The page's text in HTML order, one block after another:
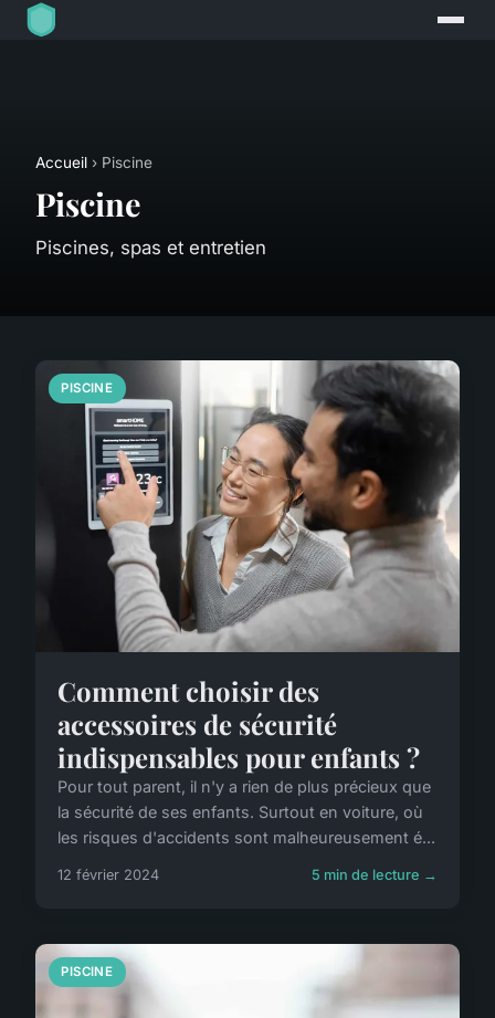
Accueil › Piscine
Piscine
Piscines, spas et entretien
PISCINE
Comment choisir des
accessoires de sécurité
indispensables pour enfants ?
Pour tout parent, il n'y a rien de plus précieux que
la sécurité de ses enfants. Surtout en voiture, où
les risques d'accidents sont malheureusement é...
12 février 2024 5 min de lecture →
PISCINE